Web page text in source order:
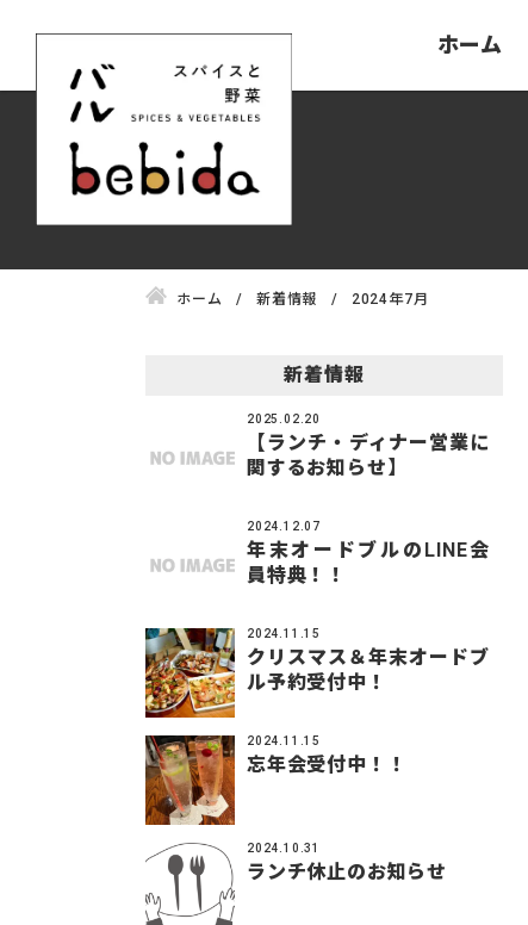
ホーム
ホーム 新着情報 2024年7月
新着情報
2025.02.20
【ランチ・ディナー営業に
関するお知らせ】
2024.12.07
年末オードブルのLINE会
員特典！！
2024.11.15
クリスマス＆年末オードブ
ル予約受付中！
2024.11.15
忘年会受付中！！
2024.10.31
ランチ休止のお知らせ